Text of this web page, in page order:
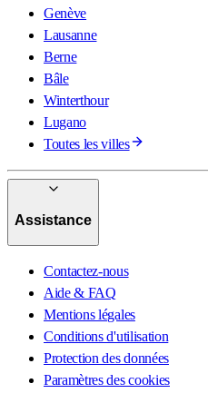
Genève
Lausanne
Berne
Bâle
Winterthour
Lugano
Toutes les villes
Assistance
Contactez-nous
Aide & FAQ
Mentions légales
Conditions d'utilisation
Protection des données
Paramètres des cookies